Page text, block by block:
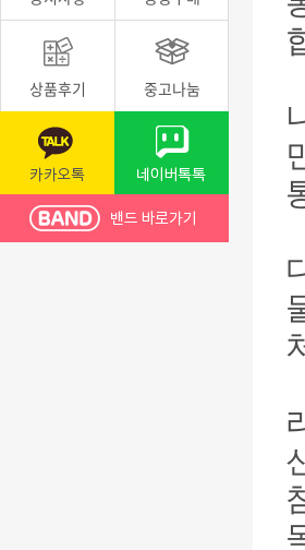
상품후기 중고나눔